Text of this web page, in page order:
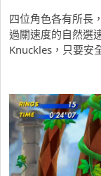
四位角色各有所長
過關速度的自然選
Knuckles，只要安